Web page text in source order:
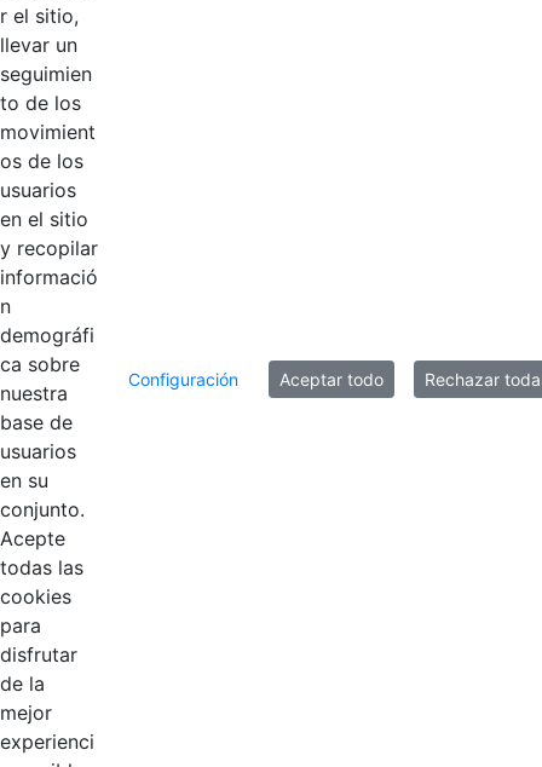
Productos
AÑADIR COMENTARIOS
r el sitio,
llevar un
seguimien
to de los
movimient
os de los
usuarios
en el sitio
y recopilar
informació
n
demográfi
ca sobre
nuestra
base de
usuarios
en su
conjunto.
Acepte
todas las
cookies
para
disfrutar
de la
mejor
experienci
Configuración Aceptar todo Rechazar